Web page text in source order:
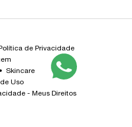
Política de Privacidade
Skincare
Uso
- Meus Direitos